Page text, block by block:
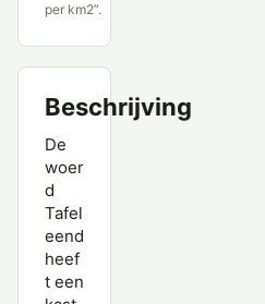
per km2”.
Beschrijving
De
woer
d
Tafel
eend
heef
t een
Muskuseend